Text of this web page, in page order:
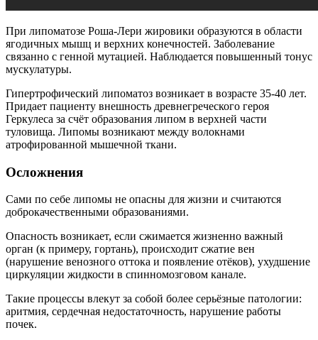
При липоматозе Роша-Лери жировики образуются в области
ягодичных мышц и верхних конечностей. Заболевание
связанно с генной мутацией. Наблюдается повышенный тонус
мускулатуры.
Гипертрофический липоматоз возникает в возрасте 35-40 лет.
Придает пациенту внешность древнегреческого героя
Геркулеса за счёт образования липом в верхней части
туловища. Липомы возникают между волокнами
атрофированной мышечной ткани.
Осложнения
Сами по себе липомы не опасны для жизни и считаются
доброкачественными образованиями.
Опасность возникает, если сжимается жизненно важный
орган (к примеру, гортань), происходит сжатие вен
(нарушение венозного оттока и появление отёков), ухудшение
циркуляции жидкости в спинномозговом канале.
Такие процессы влекут за собой более серьёзные патологии:
аритмия, сердечная недостаточность, нарушение работы
почек.